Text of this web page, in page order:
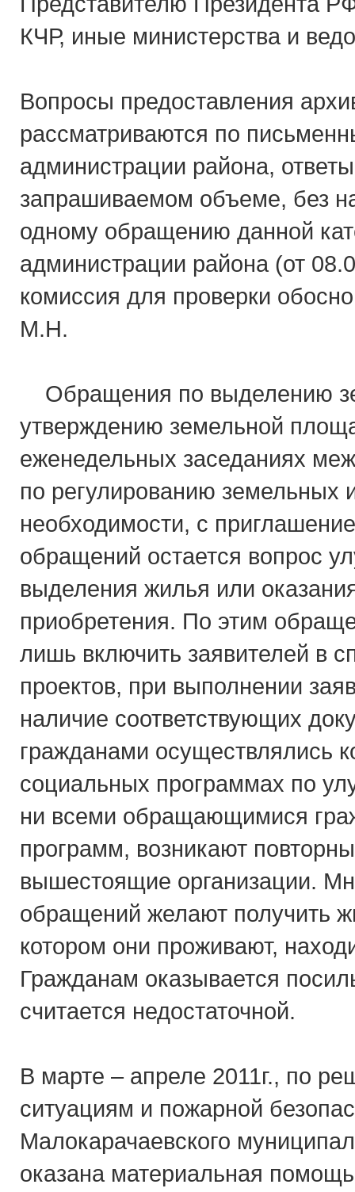
КЧР, иные министерства и
Вопросы предоставления
рассматриваются по
администрации района,
запрашиваемом объеме, без
одному обращению данной
администрации района (от
комиссия для проверки
М.Н.
Обращения по выделению
утверждению земельной
еженедельных заседаниях
по регулированию
необходимости, с
обращений остается вопрос
выделения жилья или
приобретения. По этим
лишь включить заявителей в
проектов, при выполнении
наличие соответствующих
гражданами осуществлялись
социальных программах по
ни всеми обращающимися
программ, возникают
вышестоящие организации.
обращений желают получить
котором они проживают,
Гражданам оказывается
считается недостаточной.
В марте – апреле 2011г., по
ситуациям и пожарной
Малокарачаевского
оказана материальная